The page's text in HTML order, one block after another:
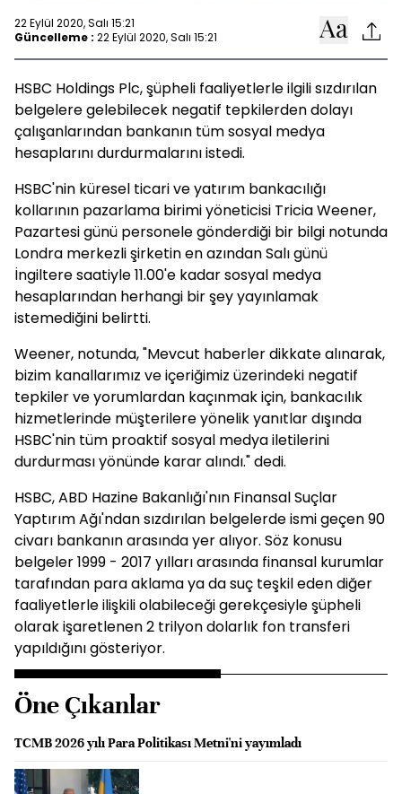
22 Eylül 2020, Salı 15:21
Güncelleme : 22 Eylül 2020, Salı 15:21
HSBC Holdings Plc, şüpheli faaliyetlerle ilgili sızdırılan
belgelere gelebilecek negatif tepkilerden dolayı
çalışanlarından bankanın tüm sosyal medya
hesaplarını durdurmalarını istedi.
HSBC'nin küresel ticari ve yatırım bankacılığı
kollarının pazarlama birimi yöneticisi Tricia Weener,
Pazartesi günü personele gönderdiği bir bilgi notunda
Londra merkezli şirketin en azından Salı günü
İngiltere saatiyle 11.00'e kadar sosyal medya
hesaplarından herhangi bir şey yayınlamak
istemediğini belirtti.
Weener, notunda, "Mevcut haberler dikkate alınarak,
bizim kanallarımız ve içeriğimiz üzerindeki negatif
tepkiler ve yorumlardan kaçınmak için, bankacılık
hizmetlerinde müşterilere yönelik yanıtlar dışında
HSBC'nin tüm proaktif sosyal medya iletilerini
durdurması yönünde karar alındı." dedi.
HSBC, ABD Hazine Bakanlığı'nın Finansal Suçlar
Yaptırım Ağı'ndan sızdırılan belgelerde ismi geçen 90
civarı bankanın arasında yer alıyor. Söz konusu
belgeler 1999 - 2017 yılları arasında finansal kurumlar
tarafından para aklama ya da suç teşkil eden diğer
faaliyetlerle ilişkili olabileceği gerekçesiyle şüpheli
olarak işaretlenen 2 trilyon dolarlık fon transferi
yapıldığını gösteriyor.
Öne Çıkanlar
TCMB 2026 yılı Para Politikası Metni'ni yayımladı